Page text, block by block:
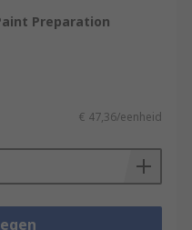
Preparation
€ 47,36/eenheid